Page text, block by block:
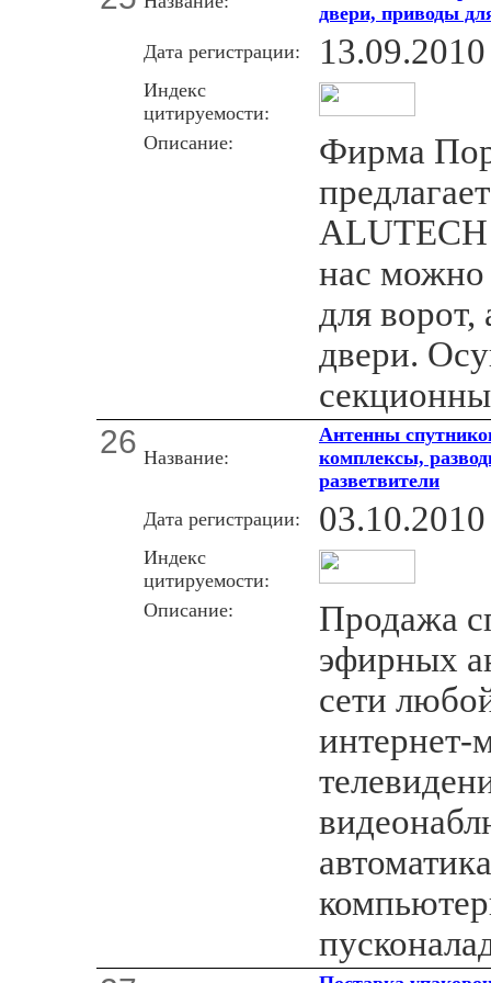
двери, приводы
Дата регистрации:
13.09.2010
Индекс
цитируемости:
Описание:
Фирма
ALUTECH
нас можно
для ворот,
двери.
26 Название:
Антенны
комплексы,
разветвители
Дата регистрации:
03.10.2010
Индекс
цитируемости:
Описание:
Продажа
эфирных
сети
интернет-